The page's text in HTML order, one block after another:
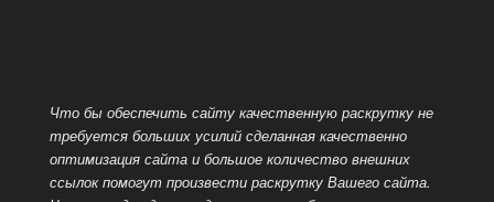
Что бы обеспечить сайту качественную раскрутку не
требуется больших усилий сделанная качественно
оптимизация сайта и большое количество внешних
ссылок помогут произвести раскрутку Вашего сайта.